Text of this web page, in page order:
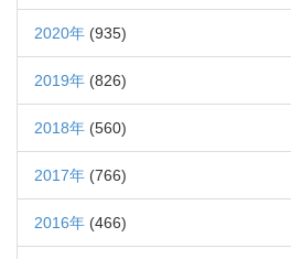
2020年 (935)
2019年 (826)
2018年 (560)
2017年 (766)
2016年 (466)